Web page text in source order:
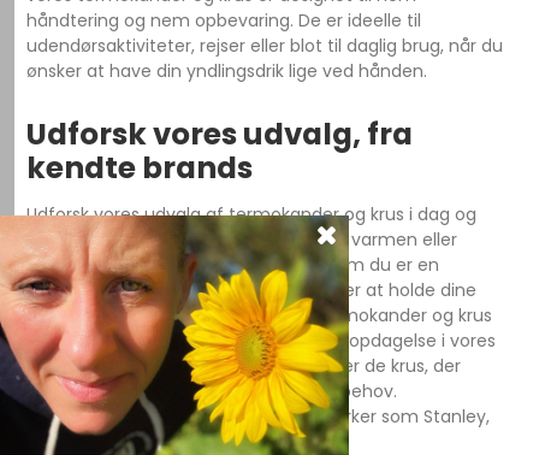
håndtering og nem opbevaring. De er ideelle til
udendørsaktiviteter, rejser eller blot til daglig brug, når du
ønsker at have din yndlingsdrik lige ved hånden.
Udforsk vores udvalg, fra
kendte brands
Udforsk vores udvalg af termokander og krus i dag og
invester i det rette udstyr til at bevare varmen eller
køligheden i dine drikkevarer. Uanset om du er en
kaffeentusiast, teelsker eller blot ønsker at holde dine
drikkevarer tempererede, vil vores termokander og krus
være din pålidelige følgesvend. Gå på opdagelse i vores
sortiment og find den termokande eller de krus, der
passer bedst til dine præferencer og behov.
Hos Outdoor i Centrum finder du mærker som Stanley,
Yeti og Sea To Summit